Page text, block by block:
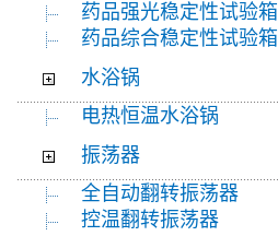
药品强光稳定性试验箱
药品综合稳定性试验箱
水浴锅
电热恒温水浴锅
振荡器
全自动翻转振荡器
控温翻转振荡器